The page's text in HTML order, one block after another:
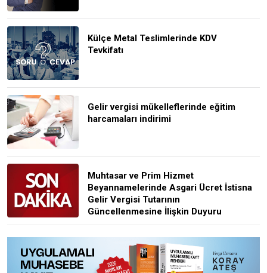
Külçe Metal Teslimlerinde KDV
Tevkifatı
Gelir vergisi mükelleflerinde eğitim
harcamaları indirimi
Muhtasar ve Prim Hizmet
Beyannamelerinde Asgari Ücret İstisna
Gelir Vergisi Tutarının
Güncellenmesine İlişkin Duyuru